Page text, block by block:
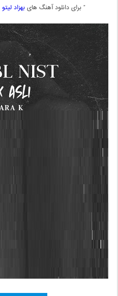
” برای دانلود آهنگ هایبهزاد لیتو